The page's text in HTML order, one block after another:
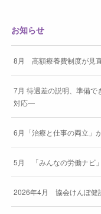
お知らせ
8月 高額療養費制度が見
7月 待遇差の説明、準備
対応―
6月「治療と仕事の両立」
5月 「みんなの労働ナビ
2026年4月 協会けんぽ健